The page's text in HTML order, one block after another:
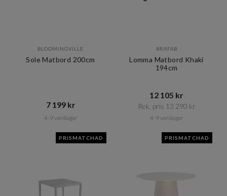
BLOOMINGVILLE
Sole Matbord 200cm
7 199 kr​​
4-9 vardagar
BRAFAB
Lomma Matbord Khaki
194cm
12 105 kr​​
Rek. pris 13 290 kr​​
4-9 vardagar
PRISMATCHAD PRISMATCHAD